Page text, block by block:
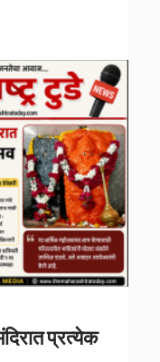
प्रत्येक